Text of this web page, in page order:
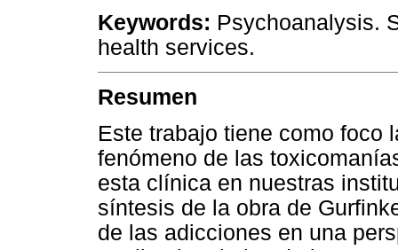
Keywords: Psychoanalysis.
health services.
Resumen
Este trabajo tiene como foco
fenómeno de las
esta clínica en nuestras
síntesis de la obra de
de las adicciones en una